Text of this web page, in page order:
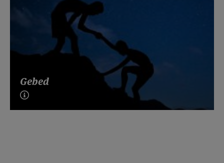
Gebed